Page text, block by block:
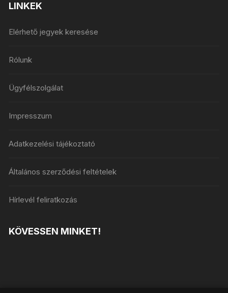
LINKEK
Elérhető jegyek keresése
Rólunk
Ügyfélszolgálat
Impresszum
Adatkezelési tájékoztató
Általános szerződési feltételek
Hírlevél feliratkozás
KÖVESSEN MINKET!